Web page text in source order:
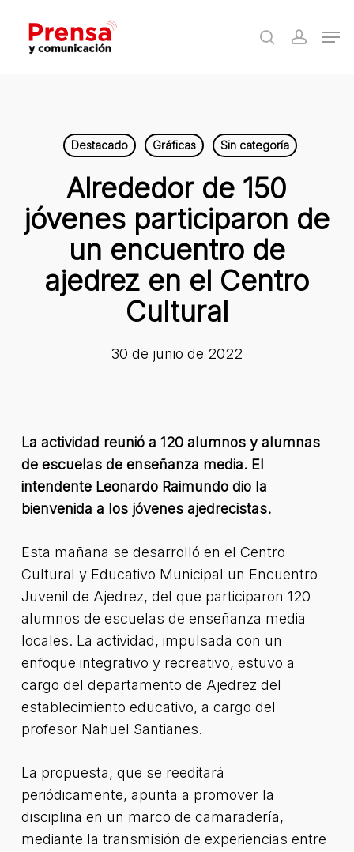
main
search
Destacado Gráficas Sin categoría
Alrededor de 150
jóvenes participaron de
un encuentro de
ajedrez en el Centro
Cultural
30 de junio de 2022
La actividad reunió a 120 alumnos y alumnas
de escuelas de enseñanza media. El
intendente Leonardo Raimundo dio la
bienvenida a los jóvenes ajedrecistas.
Esta mañana se desarrolló en el Centro
Cultural y Educativo Municipal un Encuentro
Juvenil de Ajedrez, del que participaron 120
alumnos de escuelas de enseñanza media
locales. La actividad, impulsada con un
enfoque integrativo y recreativo, estuvo a
cargo del departamento de Ajedrez del
establecimiento educativo, a cargo del
profesor Nahuel Santianes.
La propuesta, que se reeditará
periódicamente, apunta a promover la
disciplina en un marco de camaradería,
mediante la transmisión de experiencias entre